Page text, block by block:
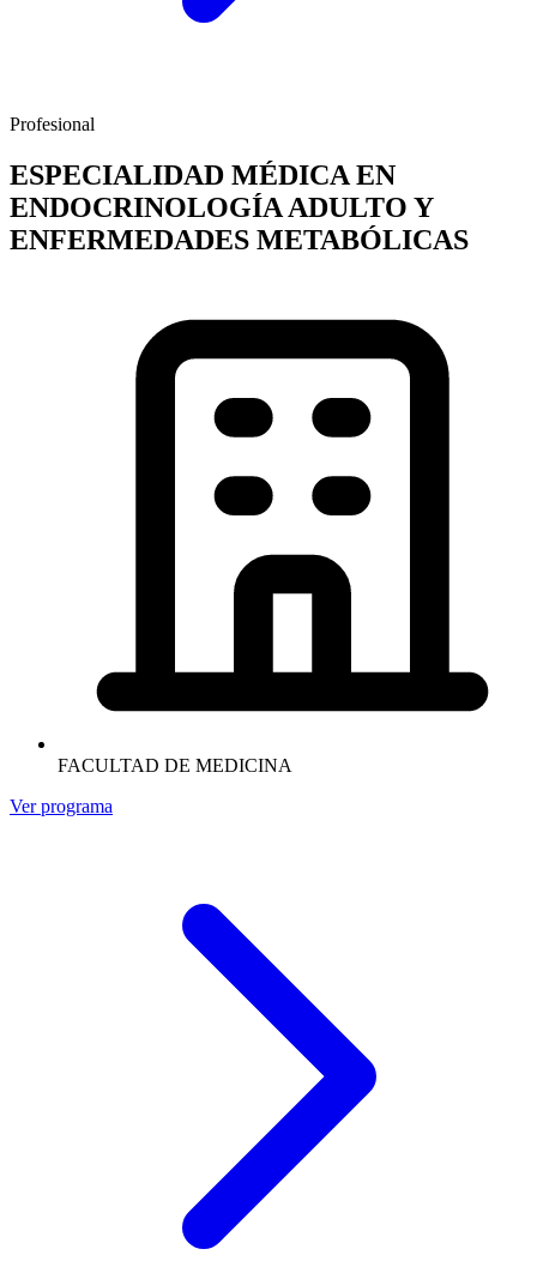
Profesional
ESPECIALIDAD MÉDICA EN
ENDOCRINOLOGÍA ADULTO Y
ENFERMEDADES METABÓLICAS
FACULTAD DE MEDICINA
Ver programa